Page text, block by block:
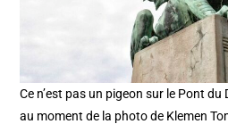
Ce n’est pas un pigeon sur le Pont
au moment de la photo de Klemen